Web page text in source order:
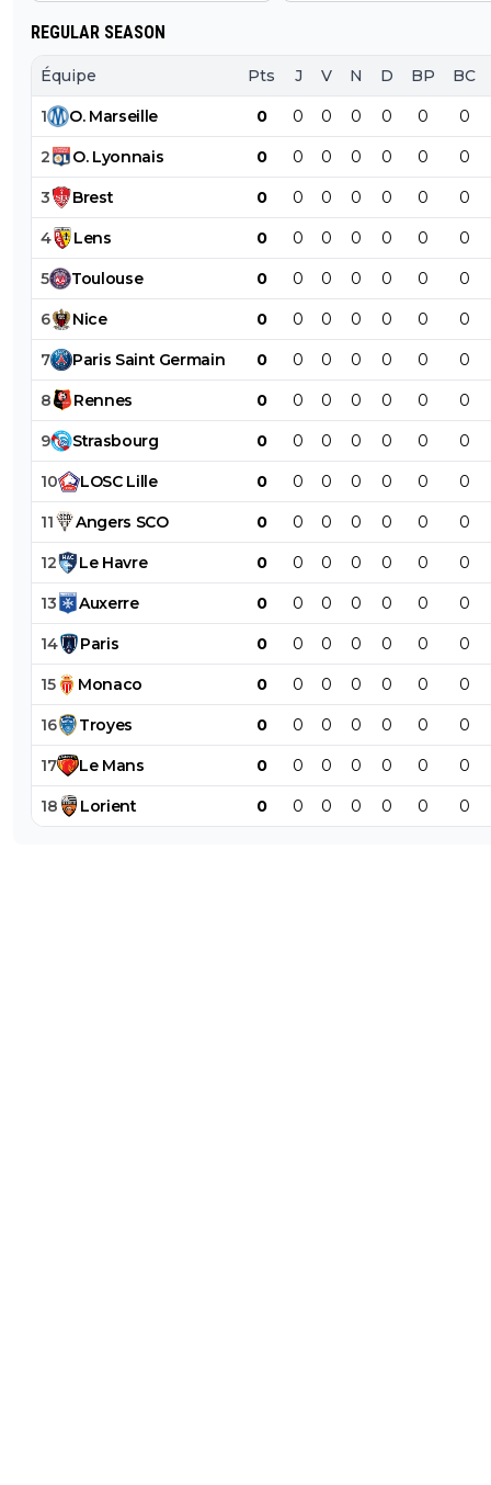
REGULAR SEASON
Équipe Pts J V N D BP BC
1 O. Marseille 0 0 0 0 0 0 0
2 O. Lyonnais 0 0 0 0 0 0 0
3 Brest 0 0 0 0 0 0 0
4 Lens 0 0 0 0 0 0 0
5 Toulouse 0 0 0 0 0 0 0
6 Nice 0 0 0 0 0 0 0
7 Paris Saint Germain 0 0 0 0 0 0 0
8 Rennes 0 0 0 0 0 0 0
9 Strasbourg 0 0 0 0 0 0 0
10 LOSC Lille 0 0 0 0 0 0 0
11 Angers SCO 0 0 0 0 0 0 0
12 Le Havre 0 0 0 0 0 0 0
13 Auxerre 0 0 0 0 0 0 0
14 Paris 0 0 0 0 0 0 0
15 Monaco 0 0 0 0 0 0 0
16 Troyes 0 0 0 0 0 0 0
17 Le Mans 0 0 0 0 0 0 0
18 Lorient 0 0 0 0 0 0 0